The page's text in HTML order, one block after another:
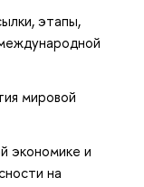
этапы,
мировой
экономике и
на